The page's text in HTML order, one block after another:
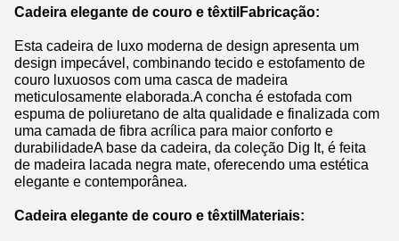
Cadeira elegante de couro e têxtilFabricação:
Esta cadeira de luxo moderna de design apresenta um
design impecável, combinando tecido e estofamento de
couro luxuosos com uma casca de madeira
meticulosamente elaborada.A concha é estofada com
espuma de poliuretano de alta qualidade e finalizada com
uma camada de fibra acrílica para maior conforto e
durabilidadeA base da cadeira, da coleção Dig It, é feita
de madeira lacada negra mate, oferecendo uma estética
elegante e contemporânea.
Cadeira elegante de couro e têxtilMateriais: